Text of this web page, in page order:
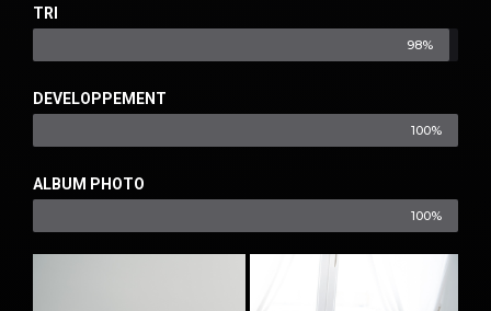
TRI
98%
DEVELOPPEMENT
100%
ALBUM PHOTO
100%